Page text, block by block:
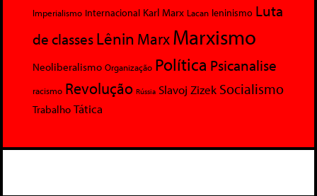
Imperialismo Internacional Karl Marx Lacan leninismo Luta
de classesLênin MarxMarxismo
Neoliberalismo Organização Política Psicanalise
racismo Revolução Rússia Slavoj Zizek Socialismo
Trabalho Tática